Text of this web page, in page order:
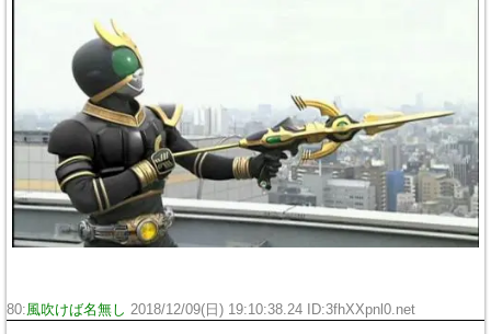
80:風吹けば名無し 2018/12/09(日) 19:10:38.24 ID:3fhXXpnl0.net